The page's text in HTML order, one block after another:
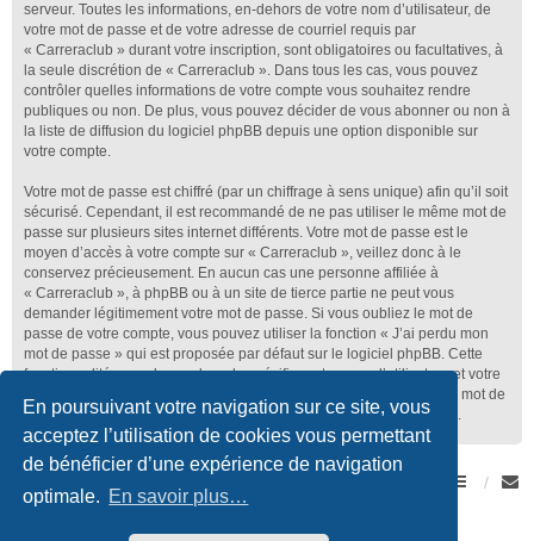
En poursuivant votre navigation sur ce site, vous
acceptez l’utilisation de cookies vous permettant
de bénéficier d’une expérience de navigation
optimale. En savoir plus…
serveur. Toutes les informations, en-dehors de votre nom d’utilisateur, de
votre mot de passe et de votre adresse de courriel requis par
« Carreraclub » durant votre inscription, sont obligatoires ou facultatives, à
la seule discrétion de « Carreraclub ». Dans tous les cas, vous pouvez
contrôler quelles informations de votre compte vous souhaitez rendre
publiques ou non. De plus, vous pouvez décider de vous abonner ou non à
la liste de diffusion du logiciel phpBB depuis une option disponible sur
votre compte.
Votre mot de passe est chiffré (par un chiffrage à sens unique) afin qu’il soit
sécurisé. Cependant, il est recommandé de ne pas utiliser le même mot de
passe sur plusieurs sites internet différents. Votre mot de passe est le
moyen d’accès à votre compte sur « Carreraclub », veillez donc à le
conservez précieusement. En aucun cas une personne affiliée à
« Carreraclub », à phpBB ou à un site de tierce partie ne peut vous
demander légitimement votre mot de passe. Si vous oubliez le mot de
passe de votre compte, vous pouvez utiliser la fonction « J’ai perdu mon
mot de passe » qui est proposée par défaut sur le logiciel phpBB. Cette
fonctionnalité vous demandera de spécifier votre nom d’utilisateur et votre
adresse de courriel et le logiciel phpBB générera alors un nouveau mot de
passe afin que vous puissiez reprendre le contrôle de votre compte.